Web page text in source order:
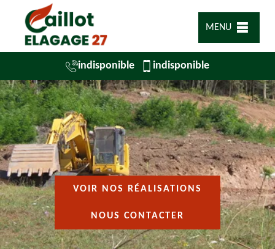
MENU
indisponible indisponible
VOIR NOS RÉALISATIONS
NOUS CONTACTER